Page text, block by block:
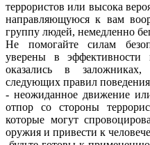
террористов или высока
направляющуюся к вам
группу людей, немедленно
Не помогайте силам
уверены в
оказались в заложниках,
следующих правил
- неожиданное движение
отпор со стороны
которые могут
оружия и привести к